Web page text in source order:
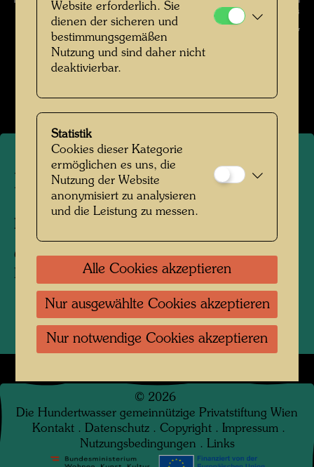
Hundertwasser Porträtfoto , Fotograf: Leopold Trenker © Nachlass
Leopold Trenker / Hundertwasser Archiv
Hundertwasser in den 1960er Jahren
Hundertwasser Porträtfoto
Fotograf:
Copyright:Nachlass Leopold Trenker /
Hundertwasser Archiv
© 2026
Die Hundertwasser gemeinnützige Privatstiftung Wien
Kontakt . Datenschutz . Copyright . Impressum .
Nutzungsbedingungen . Links
Website erforderlich. Sie
dienen der sicheren und
bestimmungsgemäßen
Nutzung und sind daher nicht
deaktivierbar.
Statistik
Cookies dieser Kategorie
ermöglichen es uns, die
Nutzung der Website
anonymisiert zu analysieren
und die Leistung zu messen.
Alle Cookies akzeptieren
Nur ausgewählte Cookies akzeptieren
Nur notwendige Cookies akzeptieren